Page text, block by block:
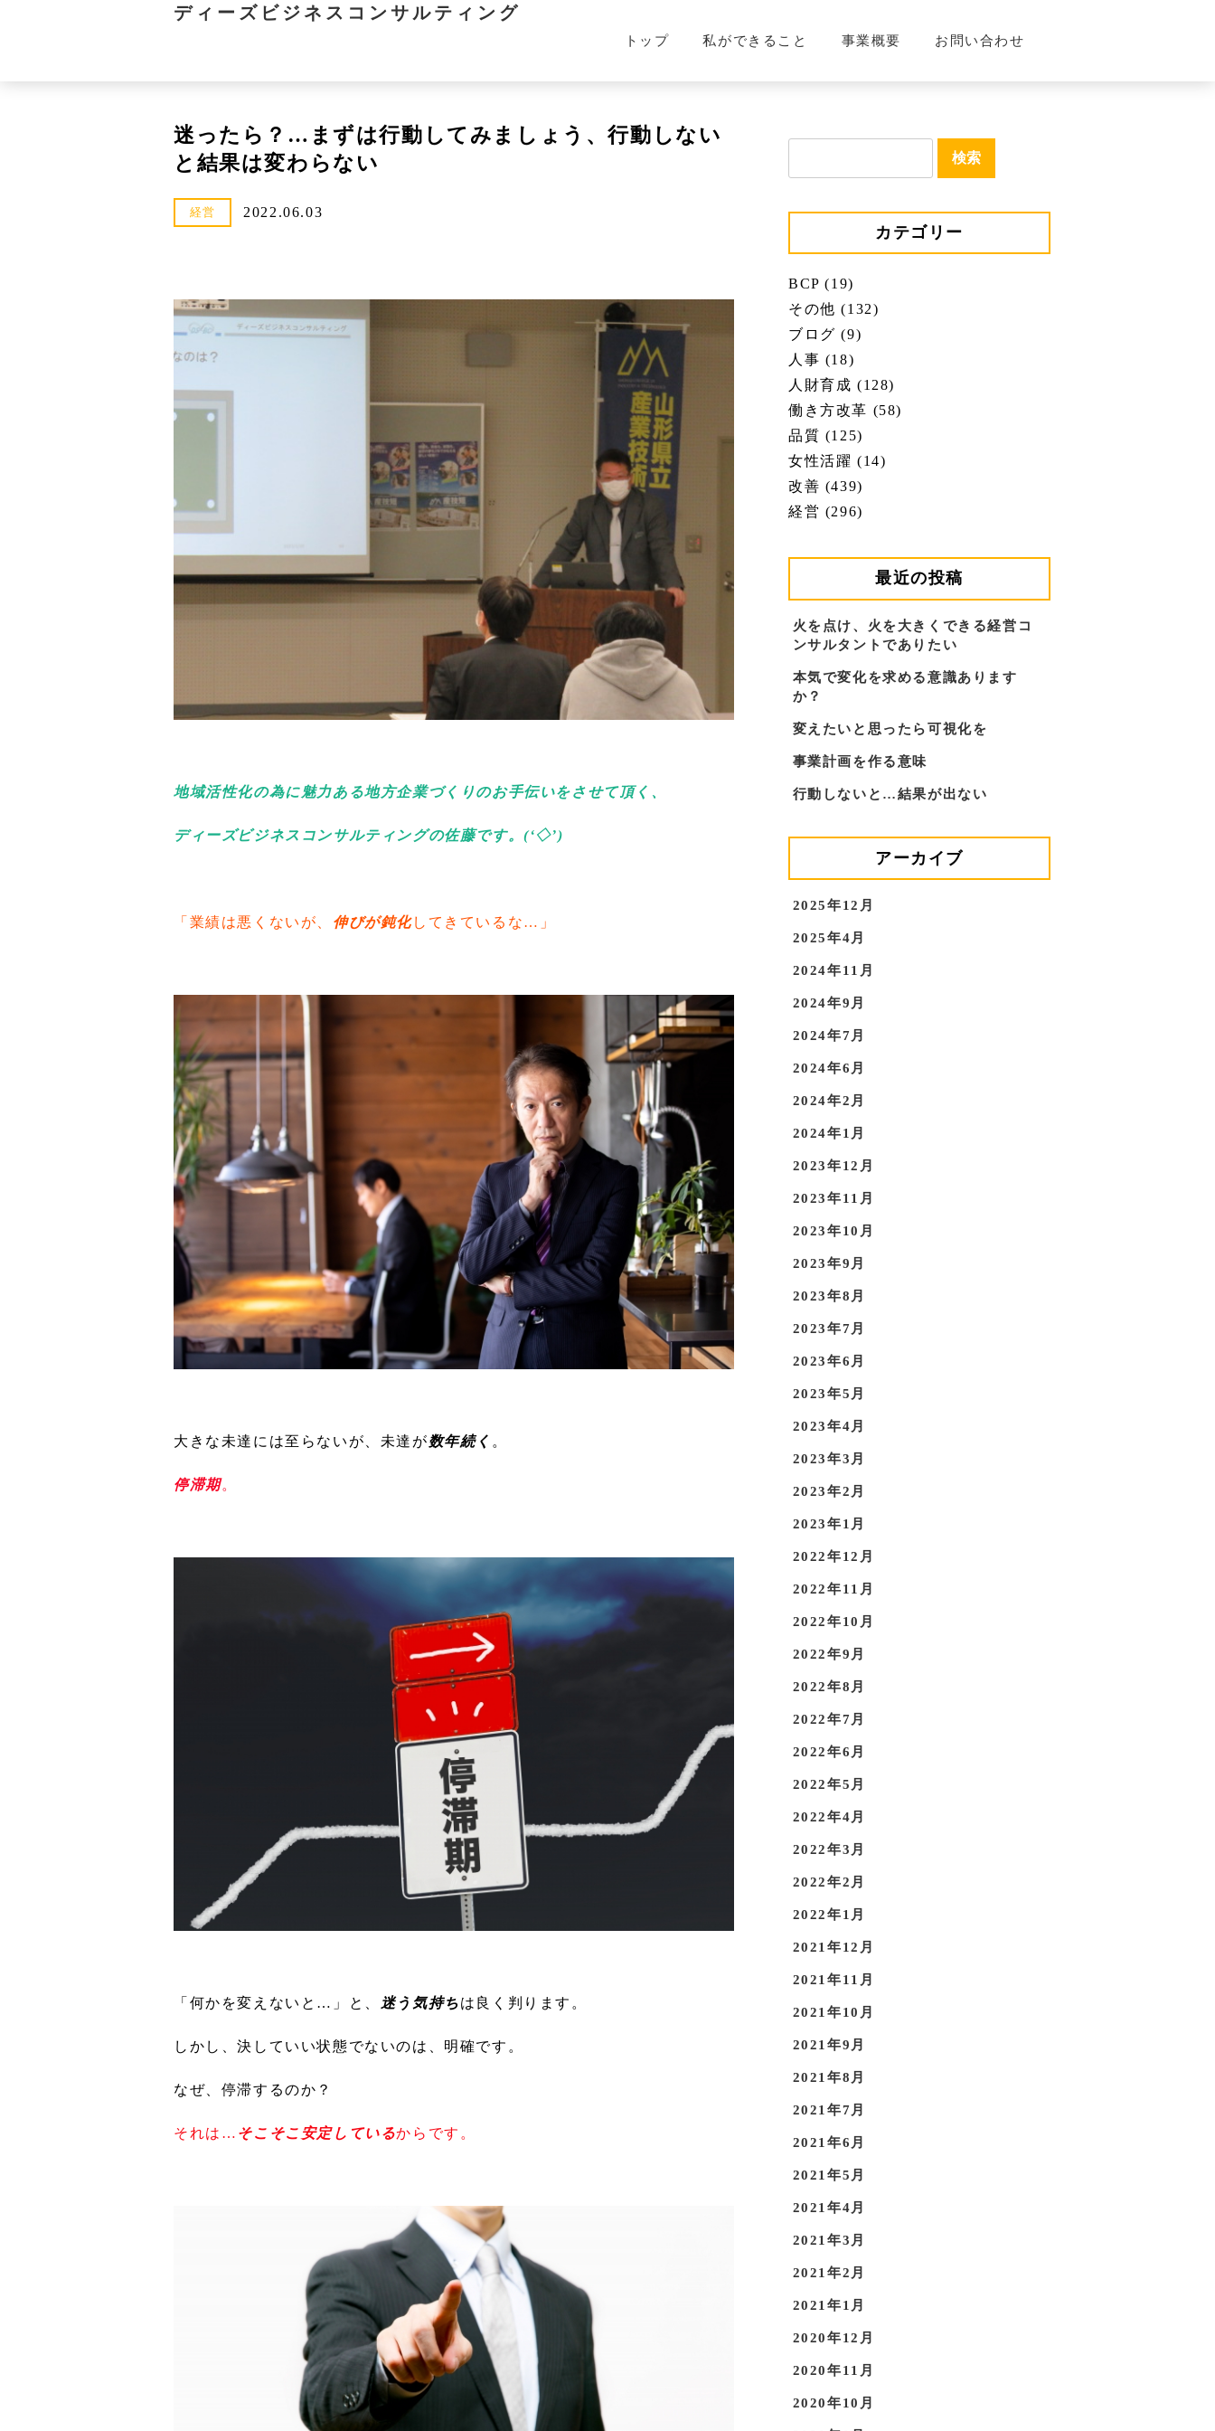
ディーズビジネスコンサルティング
トップ 私ができること 事業概要 お問い合わせ
迷ったら？…まずは行動してみましょう、行動しない
と結果は変わらない
経営 2022.06.03
地域活性化の為に魅力ある地方企業づくりのお手伝いをさせて頂く、
ディーズビジネスコンサルティングの佐藤です。(‘◇’)ゞ
「業績は悪くないが、 伸びが鈍化してきているな…」
大きな未達には至らないが、未達が数年続く 。
停滞期。
「何かを変えないと…」と、 迷う気持ち は良く判ります。
しかし、決していい状態でないのは、明確です。
なぜ、停滞するのか？
それは… そこそこ安定しているからです。
カテゴリー
BCP (19)
その他 (132)
ブログ (9)
人事 (18)
人財育成 (128)
働き方改革 (58)
品質 (125)
女性活躍 (14)
改善 (439)
経営 (296)
最近の投稿
火を点け、火を大きくできる経営コ
ンサルタントでありたい
本気で変化を求める意識あります
か？
変えたいと思ったら可視化を
事業計画を作る意味
行動しないと…結果が出ない
アーカイブ
2025年12月
2025年4月
2024年11月
2024年9月
2024年7月
2024年6月
2024年2月
2024年1月
2023年12月
2023年11月
2023年10月
2023年9月
2023年8月
2023年7月
2023年6月
2023年5月
2023年4月
2023年3月
2023年2月
2023年1月
2022年12月
2022年11月
2022年10月
2022年9月
2022年8月
2022年7月
2022年6月
2022年5月
2022年4月
2022年3月
2022年2月
2022年1月
2021年12月
2021年11月
2021年10月
2021年9月
2021年8月
2021年7月
2021年6月
2021年5月
2021年4月
2021年3月
2021年2月
2021年1月
2020年12月
2020年11月
2020年10月